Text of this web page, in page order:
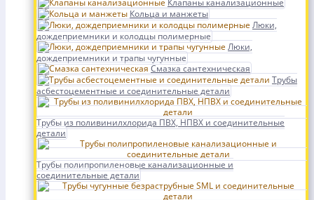
Клапаны канализационные
Кольца и манжеты
Люки,
дождеприемники и колодцы полимерные
Люки,
дождеприемники и трапы чугунные
Смазка сантехническая
Трубы
асбестоцементные и соединительные детали
Трубы из поливинилхлорида ПВХ, НПВХ и соединительные
детали
Трубы полипропиленовые канализационные и
соединительные детали